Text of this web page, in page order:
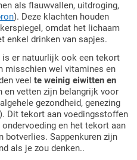
als flauwvallen, uitdroging,
). Deze klachten houden
omdat het lichaam
enkel drinken van sapjes.
er natuurlijk ook een tekort
misschien wel vitamines en
veel te weinig eiwitten en
en vetten zijn belangrijk voor
gezondheid, genezing
). Dit tekort aan voedingsstoffen
en het tekort aan
botverlies. Sappenkuren zijn
als je zou denken..